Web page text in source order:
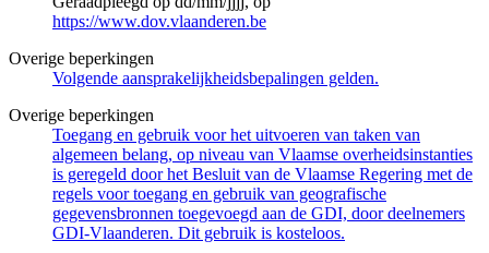
https://www.dov.vlaanderen.be
Overige beperkingen
Volgende aansprakelijkheidsbepalingen gelden.
Overige beperkingen
Toegang en gebruik voor het uitvoeren van taken van
algemeen belang, op niveau van Vlaamse overheidsinstanties
is geregeld door het Besluit van de Vlaamse Regering met de
regels voor toegang en gebruik van geografische
gegevensbronnen toegevoegd aan de GDI, door deelnemers
GDI-Vlaanderen. Dit gebruik is kosteloos.